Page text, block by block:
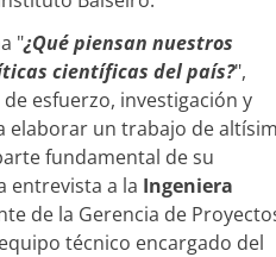
"¿Qué piensan nuestros
científicas del país?",
esfuerzo, investigación y
elaborar un trabajo de
fundamental de su
entrevista a la Ingeniera
de la Gerencia de
técnico encargado del